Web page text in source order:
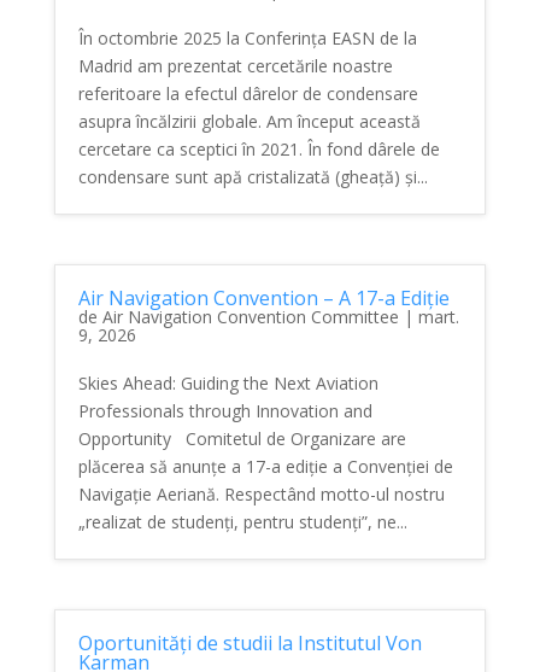
În octombrie 2025 la Conferința EASN de la
Madrid am prezentat cercetările noastre
referitoare la efectul dârelor de condensare
asupra încălzirii globale. Am început această
cercetare ca sceptici în 2021. În fond dârele de
condensare sunt apă cristalizată (gheață) și...
Air Navigation Convention – A 17-a Ediție
de Air Navigation Convention Committee | mart.
9, 2026
Skies Ahead: Guiding the Next Aviation
Professionals through Innovation and
Opportunity Comitetul de Organizare are
plăcerea să anunțe a 17-a ediție a Convenției de
Navigație Aeriană. Respectând motto-ul nostru
„realizat de studenți, pentru studenți”, ne...
Oportunități de studii la Institutul Von
Karman